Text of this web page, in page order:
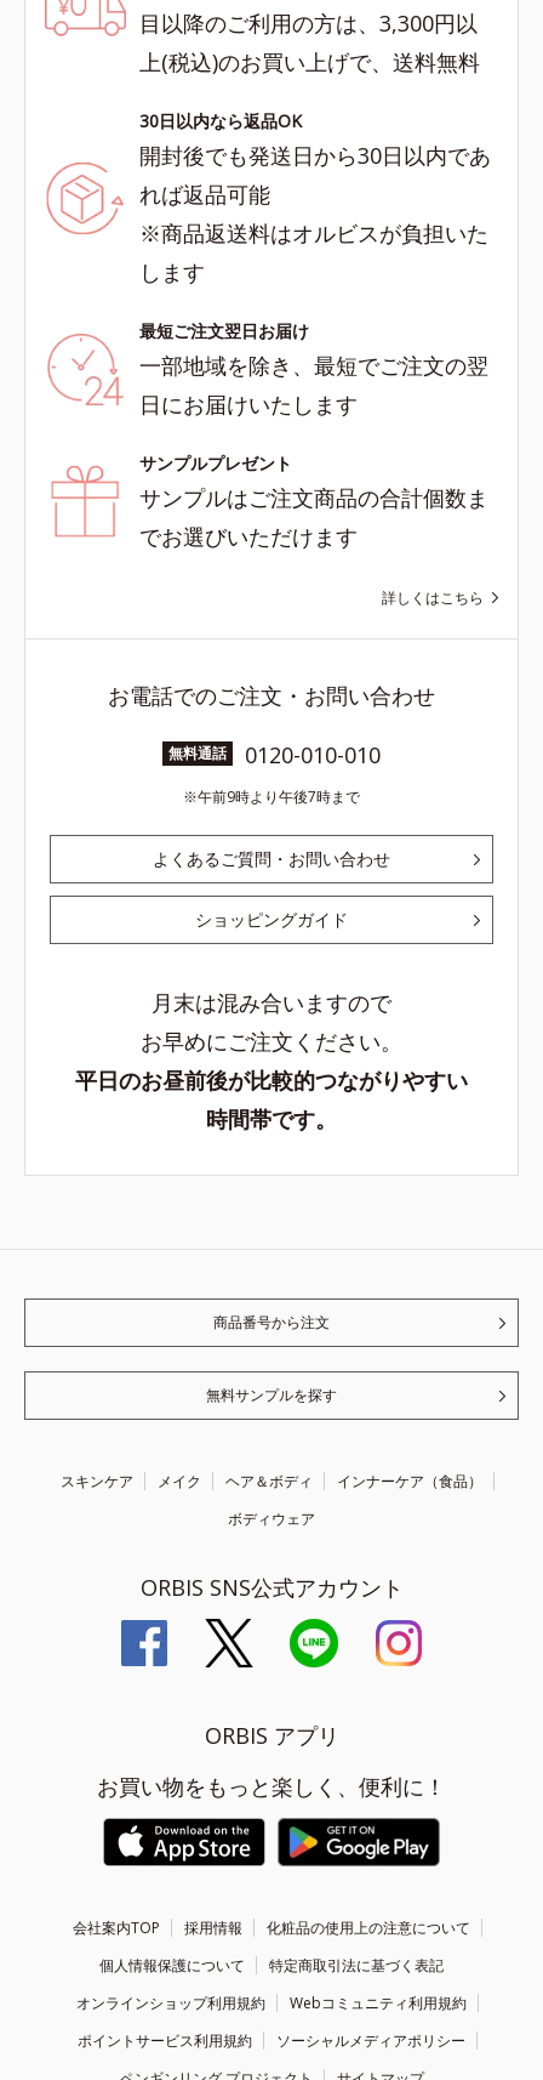
目以降のご利用の方は、3,300円以
上(税込)のお買い上げで、送料無料
30日以内なら返品OK
開封後でも発送日から30日以内であ
れば返品可能
※商品返送料はオルビスが負担いた
します
最短ご注文翌日お届け
一部地域を除き、最短でご注文の翌
日にお届けいたします
サンプルプレゼント
サンプルはご注文商品の合計個数ま
でお選びいただけます
詳しくはこちら
お電話でのご注文・お問い合わせ
無料通話 0120-010-010
午前9時より午後7時まで
よくあるご質問・お問い合わせ
ショッピングガイド
月末は混み合いますので
お早めにご注文ください。
平日のお昼前後が比較的つながりやすい
時間帯です。
商品番号から注文
無料サンプルを探す
スキンケア メイク ヘア＆ボディ
インナーケア（食品）
ボディウェア
ORBIS SNS公式アカウント
ORBIS アプリ
お買い物をもっと楽しく、便利に！
会社案内TOP 採用情報
化粧品の使用上の注意について
個人情報保護について
特定商取引法に基づく表記
オンラインショップ利用規約
Webコミュニティ利用規約
ポイントサービス利用規約
ソーシャルメディアポリシー